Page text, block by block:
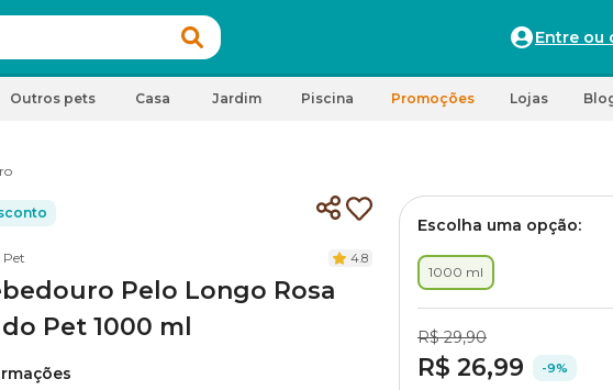
Entre ou
Outros pets Casa Jardim Piscina Promoções Lojas
Pet 4.8
Pelo Longo Rosa
Pet 1000 ml
Escolha uma opção:
1000 ml
R$ 29,90
R$ 26,99 -9%